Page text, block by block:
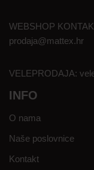
WEBSHOP
prodaja@mattex.hr
VELEPRODAJA:
INFO
O nama
Naše poslovnice
Kontakt